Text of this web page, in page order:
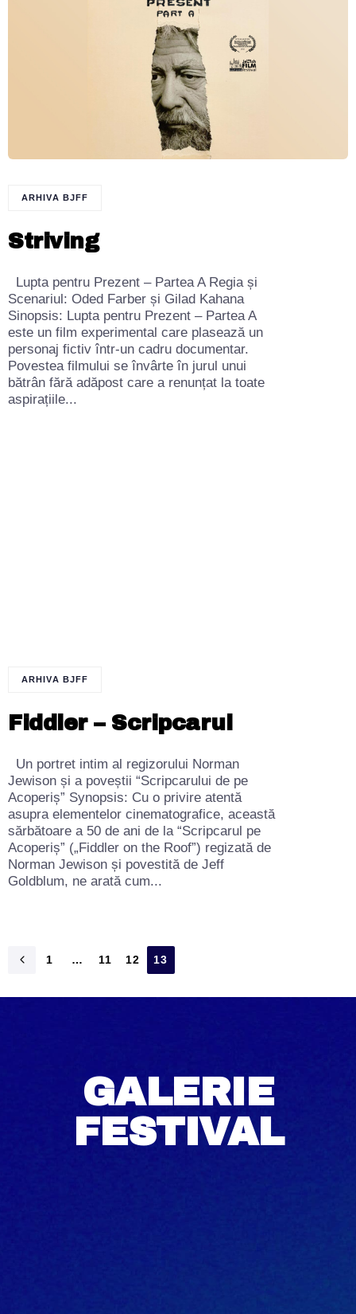
ARHIVA BJFF
Striving
Lupta pentru Prezent – Partea A Regia și
Scenariul: Oded Farber și Gilad Kahana
Sinopsis: Lupta pentru Prezent – Partea A
este un film experimental care plasează un
personaj fictiv într-un cadru documentar.
Povestea filmului se învârte în jurul unui
bătrân fără adăpost care a renunțat la toate
aspirațiile...
ARHIVA BJFF
Fiddler – Scripcarul
Un portret intim al regizorului Norman
Jewison și a poveștii “Scripcarului de pe
Acoperiș” Synopsis: Cu o privire atentă
asupra elementelor cinematografice, această
sărbătoare a 50 de ani de la “Scripcarul pe
Acoperiș” („Fiddler on the Roof”) regizată de
Norman Jewison și povestită de Jeff
Goldblum, ne arată cum...
1 … 11 12 13
GALERIE
FESTIVAL